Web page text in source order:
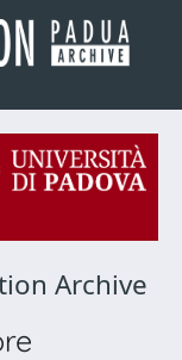
Archive